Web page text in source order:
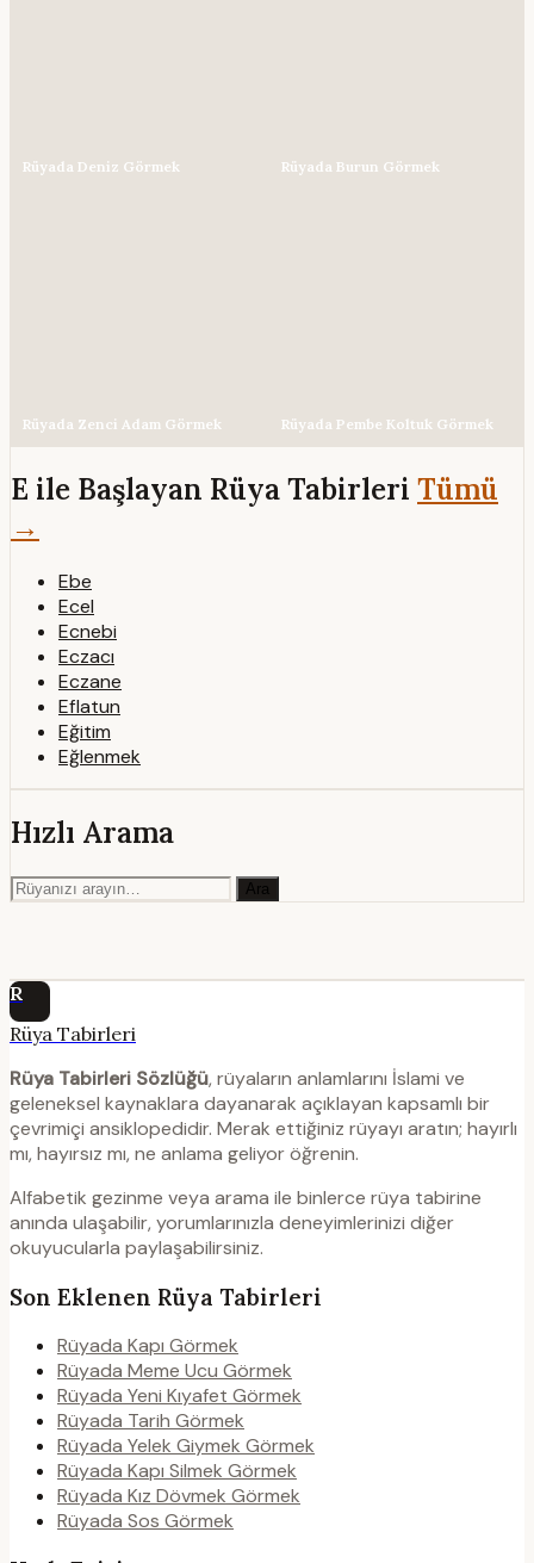
Rüyada Deniz Görmek Rüyada Burun Görmek
Rüyada Zenci Adam Görmek Rüyada Pembe Koltuk Görmek
E ile Başlayan Rüya Tabirleri Tümü
→
Ebe
Ecel
Ecnebi
Eczacı
Eczane
Eflatun
Eğitim
Eğlenmek
Hızlı Arama
Ara
R
Rüya Tabirleri
Rüya Tabirleri Sözlüğü, rüyaların anlamlarını İslami ve
geleneksel kaynaklara dayanarak açıklayan kapsamlı bir
çevrimiçi ansiklopedidir. Merak ettiğiniz rüyayı aratın; hayırlı
mı, hayırsız mı, ne anlama geliyor öğrenin.
Alfabetik gezinme veya arama ile binlerce rüya tabirine
anında ulaşabilir, yorumlarınızla deneyimlerinizi diğer
okuyucularla paylaşabilirsiniz.
Son Eklenen Rüya Tabirleri
Rüyada Kapı Görmek
Rüyada Meme Ucu Görmek
Rüyada Yeni Kıyafet Görmek
Rüyada Tarih Görmek
Rüyada Yelek Giymek Görmek
Rüyada Kapı Silmek Görmek
Rüyada Kız Dövmek Görmek
Rüyada Sos Görmek